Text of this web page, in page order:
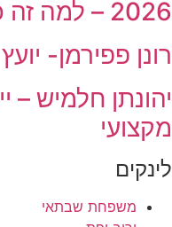
2026 – למה זה כ"כ חשוב
רונן פפירמן-
יהונתן חלמיש –
מקצועי
לינקים
משפחת שבתאי